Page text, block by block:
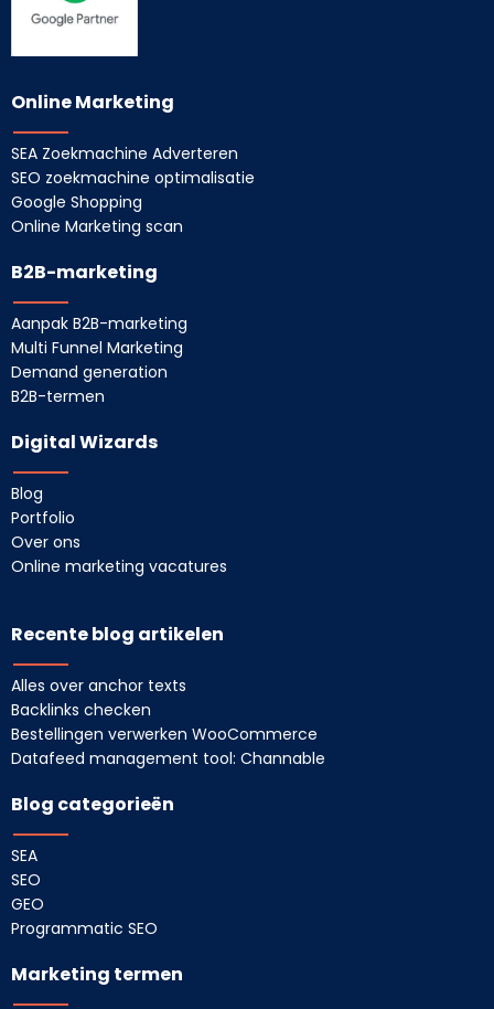
Online Marketing
SEA Zoekmachine Adverteren
SEO zoekmachine optimalisatie
Google Shopping
Online Marketing scan
B2B-marketing
Aanpak B2B-marketing
Multi Funnel Marketing
Demand generation
B2B-termen
Digital Wizards
Blog
Portfolio
Over ons
Online marketing vacatures
Recente blog artikelen
Alles over anchor texts
Backlinks checken
Bestellingen verwerken WooCommerce
Datafeed management tool: Channable
Blog categorieën
SEA
SEO
GEO
Programmatic SEO
Marketing termen